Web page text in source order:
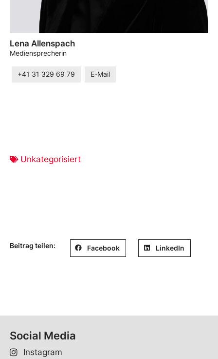
Lena Allenspach
Mediensprecherin
+41 31 329 69 79 E-Mail
Unkategorisiert
Beitrag teilen: Facebook LinkedIn
Social Media
Instagram